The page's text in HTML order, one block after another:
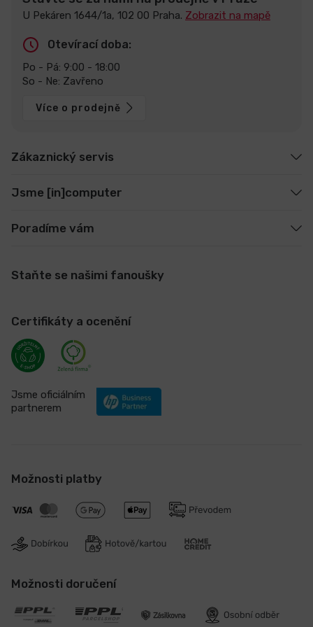
U Pekáren 1644/1a, 102 00 Praha. Zobrazit na mapě
Otevírací doba:
Po - Pá: 9:00 - 18:00
So - Ne: Zavřeno
Více o prodejně
Zákaznický servis
Jsme [in]computer
Poradíme vám
Staňte se našimi fanoušky
Certifikáty a ocenění
Jsme oficiálním
partnerem
Možnosti platby
Možnosti doručení